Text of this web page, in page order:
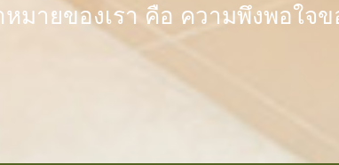
หมายของเรา คือ ความพึงพอใจ